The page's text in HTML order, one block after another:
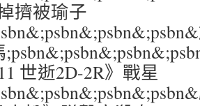
擠被瑜子
世逝2D-2R》戰星